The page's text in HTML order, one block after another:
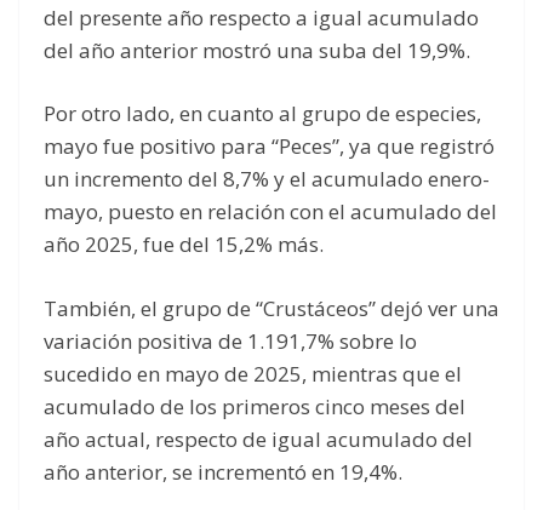
del presente año respecto a igual acumulado
del año anterior mostró una suba del 19,9%.
Por otro lado, en cuanto al grupo de especies,
mayo fue positivo para “Peces”, ya que registró
un incremento del 8,7% y el acumulado enero-
mayo, puesto en relación con el acumulado del
año 2025, fue del 15,2% más.
También, el grupo de “Crustáceos” dejó ver una
variación positiva de 1.191,7% sobre lo
sucedido en mayo de 2025, mientras que el
acumulado de los primeros cinco meses del
año actual, respecto de igual acumulado del
año anterior, se incrementó en 19,4%.